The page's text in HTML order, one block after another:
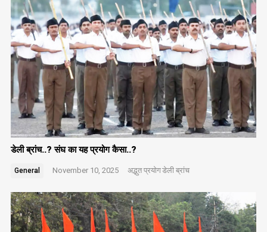
डेली ब्रांच..? संघ का यह प्रयोग कैसा..?
General November 10, 2025 अद्भुत प्रयोगडेली ब्रांच